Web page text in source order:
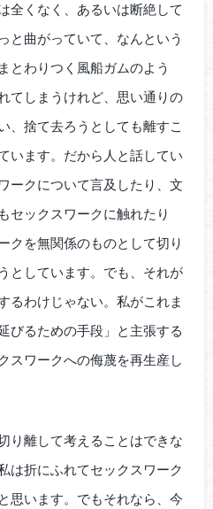
全くなく、あるいは断絶して
と曲がっていて、なんという
とわりつく風船ガムのよう
てしまうけれど、思い通りの
、捨て去ろうとしても離すこ
います。だから人と話してい
ークについて言及したり、文
セックスワークに触れたり
クを無関係のものとして切り
としています。でも、それが
るわけじゃない。私がこれま
びるための手段」と主張する
スワークへの侮蔑を再生産し
り離して考えることはできな
は折にふれてセックスワーク
思います。でもそれなら、今